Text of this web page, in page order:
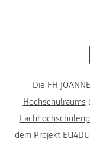
Die FH
Hochschulraums
dem Projekt